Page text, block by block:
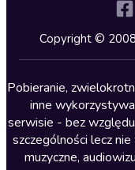
Kryminały
Lektury szkolne
Literatura
Literatura faktu
Literatura obyczajowa
Copyright ©
Pobieranie,
inne
serwisie - bez
szczególności lecz nie
muzyczne,